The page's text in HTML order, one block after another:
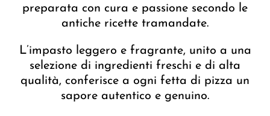
preparata con cura e passione secondo le
antiche ricette tramandate.
L’impasto leggero e fragrante, unito a una
selezione di ingredienti freschi e di alta
qualità, conferisce a ogni fetta di pizza un
sapore autentico e genuino.